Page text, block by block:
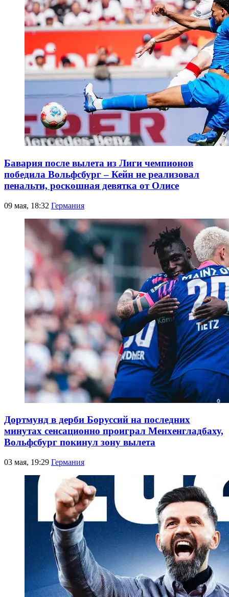
Бавария после вылета из Лиги чемпионов
победила Вольфсбург – Кейн не реализовал
пенальти, роскошная девятка от Олисе
09 мая, 18:32 Германия
Дортмунд в дерби Боруссий на последних
минутах сенсационно проиграл Менхенгладбаху,
Вольфсбург покинул зону вылета
03 мая, 19:29 Германия